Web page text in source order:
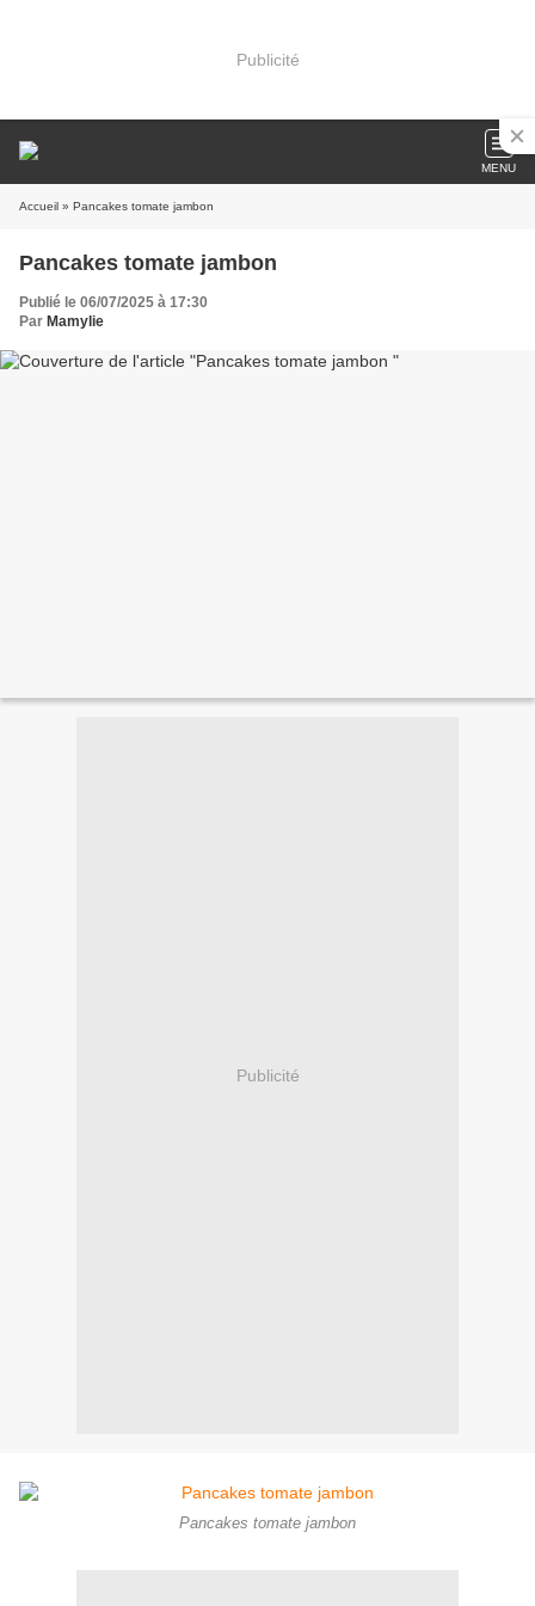
Publicité
MENU
Accueil » Pancakes tomate jambon
Pancakes tomate jambon
Publié le 06/07/2025 à 17:30
Par Mamylie
Publicité
Pancakes tomate jambon